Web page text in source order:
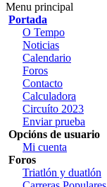
Menu principal
Portada
O Tempo
Noticias
Calendario
Foros
Contacto
Calculadora
Circuíto 2023
Enviar prueba
Opcións de usuario
Mi cuenta
Foros
Triatlón y duatlón